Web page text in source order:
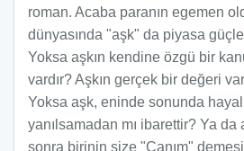
roman. Acaba paranın egemen
dünyasında "aşk" da piyasa
Yoksa aşkın kendine özgü bir
vardır? Aşkın gerçek bir değeri
Yoksa aşk, eninde sonunda hayal
yanılsamadan mı ibarettir? Ya da
sonra birinin size "Canım"